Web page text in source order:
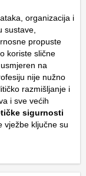
organizacija i
sustave,
propuste
koriste slične
na
nije nužno
razmišljanje i
i sve većih
sigurnosti
vježbe ključne su